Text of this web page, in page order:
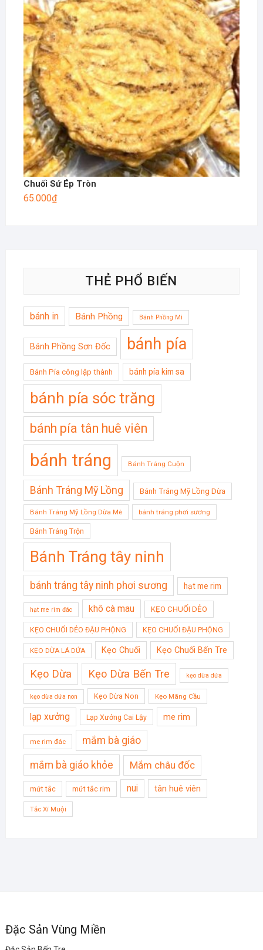
Chuối Sứ Ép Tròn
65.000₫
THẺ PHỔ BIẾN
bánh in Bánh Phồng Bánh Phồng Mì
Bánh Phồng Sơn Đốc bánh pía
Bánh Pía công lập thành bánh pía kim sa
bánh pía sóc trăng
bánh pía tân huê viên
bánh tráng Bánh Tráng Cuộn
Bánh Tráng Mỹ Lồng Bánh Tráng Mỹ Lồng Dừa
Bánh Tráng Mỹ Lồng Dừa Mè bánh tráng phơi sương
Bánh Tráng Trộn
Bánh Tráng tây ninh
bánh tráng tây ninh phơi sương hạt me rim
hạt me rim đác khô cà mau KẸO CHUỐI DẺO
KẸO CHUỐI DẺO ĐẬU PHỘNG KẸO CHUỐI ĐẬU PHỘNG
KẸO DỪA LÁ DỨA Kẹo Chuối Kẹo Chuối Bến Tre
Kẹo Dừa Kẹo Dừa Bến Tre kẹo dừa dứa
kẹo dừa dứa non Kẹo Dừa Non Kẹo Mãng Cầu
lạp xưởng Lạp Xưởng Cai Lậy me rim
me rim đác mắm bà giáo
mắm bà giáo khỏe Mắm châu đốc
mứt tắc mứt tắc rim nui tân huê viên
Tắc Xí Muội
Đặc Sản Vùng Miền